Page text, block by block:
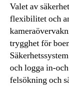
Valet av
flexibilitet och
trygghet för
och logga in-
felsökning och